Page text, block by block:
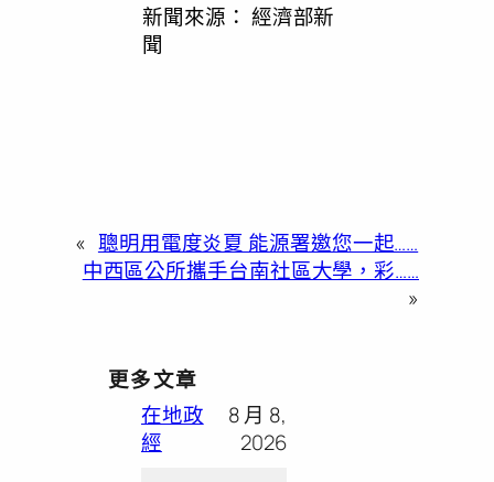
新聞來源： 經濟部新
聞
« 聰明用電度炎夏 能源署邀您一起……
中西區公所攜手台南社區大學，彩……
»
更多文章
在地政
經
8 月 8,
2026